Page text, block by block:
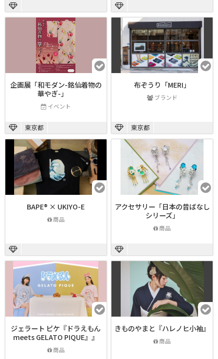
企画展「和モダン-銘仙着物の
華やぎ-」
イベント
東京都
布ぞうり「MERI」
ブランド
東京都
BAPE®︎ × UKIYO-E
商品
アクセサリー「日本の昔ばなし
シリーズ」
商品
ジェラート ピケ『ドラえもん
meets GELATO PIQUE』』
商品
きものやまと『ハレノヒ小袖』
商品